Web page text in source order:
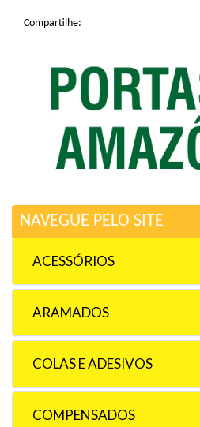
Compartilhe:
NAVEGUE PELO SITE
ACESSÓRIOS
ARAMADOS
COLAS E ADESIVOS
COMPENSADOS